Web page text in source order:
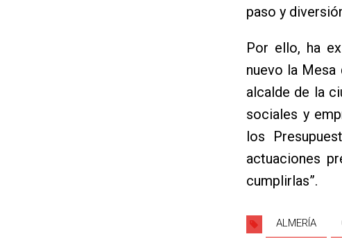
paso y
Por ello, ha
nuevo la Mesa
alcalde de la
sociales y
los
actuaciones
cumplirlas”.
ALMERÍA